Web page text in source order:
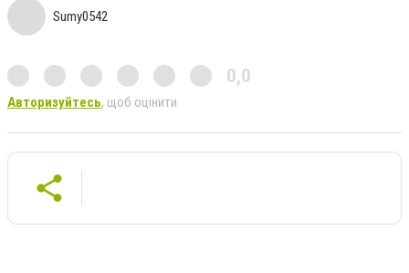
Sumy0542
0,0
Авторизуйтесь, щоб оцінити